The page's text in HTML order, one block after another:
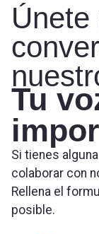
Únete
Tu
Si tienes
colaborar con
Rellena el
posible.